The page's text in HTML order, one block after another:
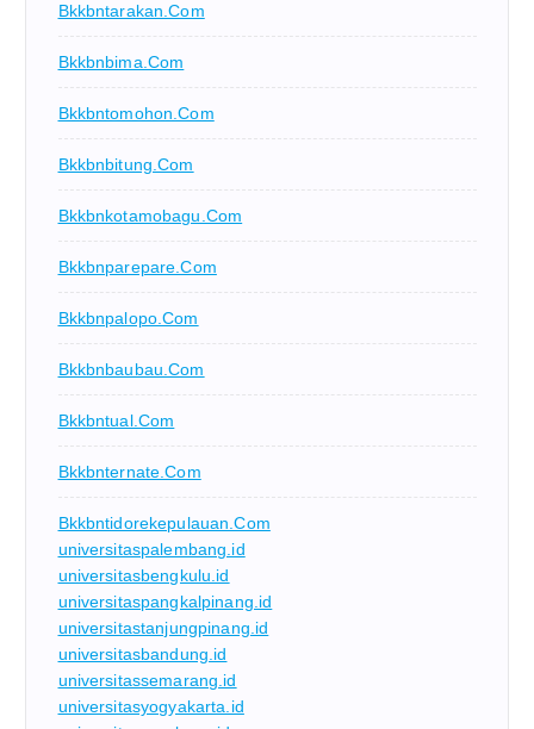
Bkkbntarakan.com
Bkkbnbima.com
Bkkbntomohon.com
Bkkbnbitung.com
Bkkbnkotamobagu.com
Bkkbnparepare.com
Bkkbnpalopo.com
Bkkbnbaubau.com
Bkkbntual.com
Bkkbnternate.com
Bkkbntidorekepulauan.com
universitaspalembang.id
universitasbengkulu.id
universitaspangkalpinang.id
universitastanjungpinang.id
universitasbandung.id
universitassemarang.id
universitasyogyakarta.id